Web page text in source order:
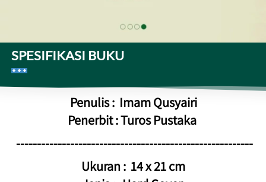
SPESIFIKASI BUKU
Penulis : Imam Qusyairi
Penerbit : Turos Pustaka
---------------------------------------------------------
Ukuran :  14 x 21 cm